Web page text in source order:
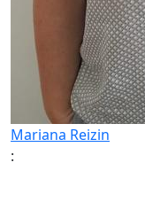
Mariana Reizin
: